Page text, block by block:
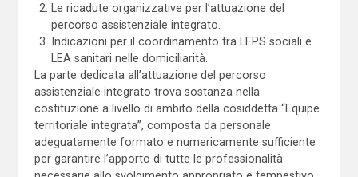
Le ricadute organizzative per l’attuazione del
percorso assistenziale integrato.
Indicazioni per il coordinamento tra LEPS sociali e
LEA sanitari nelle domiciliarità.
La parte dedicata all’attuazione del percorso
assistenziale integrato trova sostanza nella
costituzione a livello di ambito della cosiddetta “Equipe
territoriale integrata”, composta da personale
adeguatamente formato e numericamente sufficiente
per garantire l’apporto di tutte le professionalità